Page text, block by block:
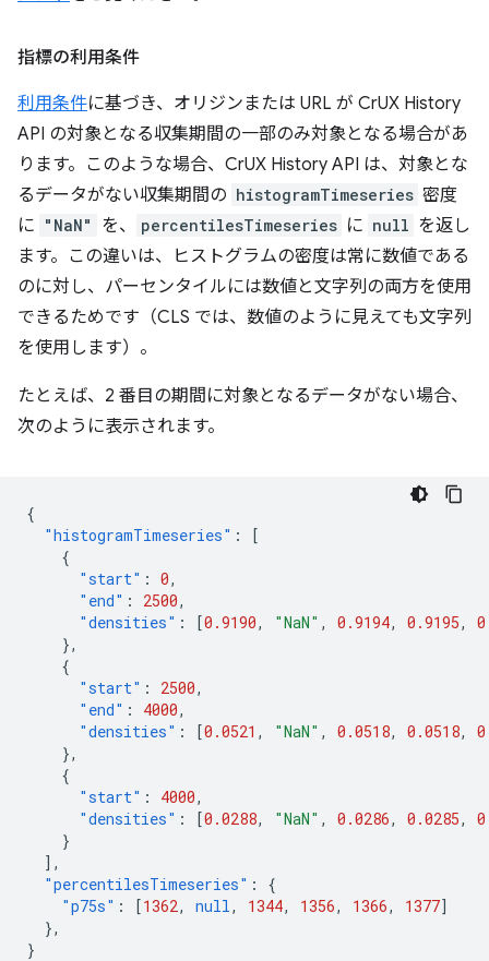
指標の利用条件
利用条件に基づき、オリジンまたは URL が CrUX History
API の対象となる収集期間の一部のみ対象となる場合があ
ります。このような場合、CrUX History API は、対象とな
るデータがない収集期間の histogramTimeseries 密度
に "NaN" を、 percentilesTimeseries に null を返し
ます。この違いは、ヒストグラムの密度は常に数値である
のに対し、パーセンタイルには数値と文字列の両方を使用
できるためです（CLS では、数値のように見えても文字列
を使用します）。
たとえば、2 番目の期間に対象となるデータがない場合、
次のように表示されます。
{
"histogramTimeseries" :
[
{
"start" : 0,
"end" : 2500,
"densities" : [0.9190, "NaN" , 0.9194, 0.9195,
},
{
"start" : 2500,
"end" : 4000,
"densities" : [0.0521 , "NaN" , 0.0518, 0.0518,
},
{
"start" : 4000,
"densities" : [0.0288, "NaN" , 0.0286, 0.0285,
}
],
"percentilesTimeseries" :
{
"p75s" : [1362, null, 1344, 1356, 1366, 1377]
},
}